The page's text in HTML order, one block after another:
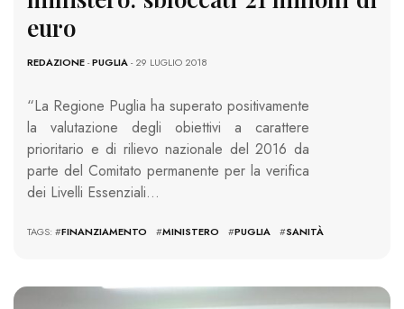
euro
REDAZIONE-PUGLIA- 29 LUGLIO 2018
“La Regione Puglia ha superato positivamente
la valutazione degli obiettivi a carattere
prioritario e di rilievo nazionale del 2016 da
parte del Comitato permanente per la verifica
dei Livelli Essenziali…
TAGS: #FINANZIAMENTO #MINISTERO #PUGLIA #SANITÀ